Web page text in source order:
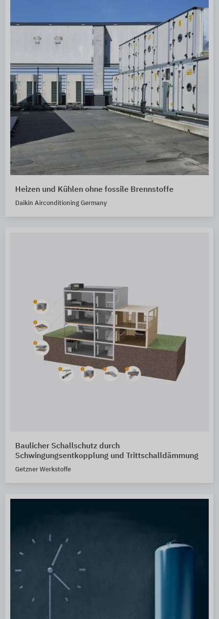
Heizen und Kühlen ohne fossile Brennstoffe
Daikin Airconditioning Germany
Baulicher Schallschutz durch
Schwingungsentkopplung und Trittschalldämmung
Getzner Werkstoffe